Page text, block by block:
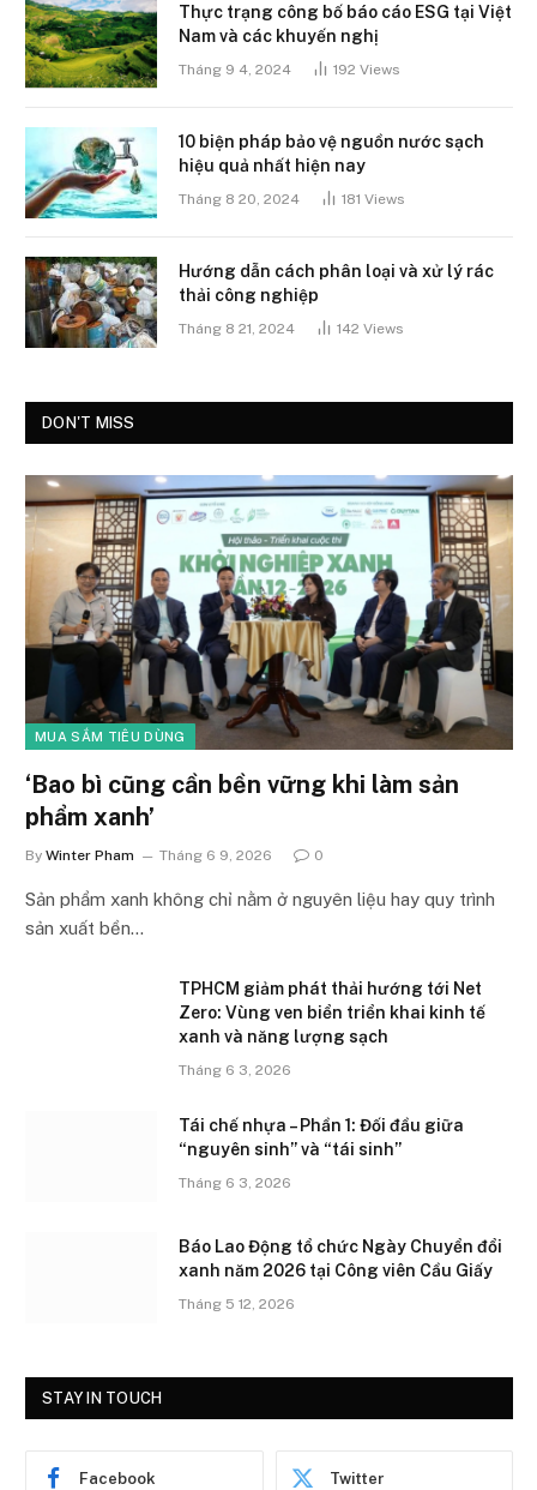
Thực trạng công bố báo cáo ESG tại Việt
Nam và các khuyến nghị
Tháng 9 4, 2024 192 Views
10 biện pháp bảo vệ nguồn nước sạch
hiệu quả nhất hiện nay
Tháng 8 20, 2024 181 Views
Hướng dẫn cách phân loại và xử lý rác
thải công nghiệp
Tháng 8 21, 2024 142 Views
DON'T MISS
MUA SẮM TIÊU DÙNG
‘Bao bì cũng cần bền vững khi làm sản
phẩm xanh’
By Winter Pham Tháng 6 9, 2026 0
Sản phẩm xanh không chỉ nằm ở nguyên liệu hay quy trình
sản xuất bền…
TPHCM giảm phát thải hướng tới Net
Zero: Vùng ven biển triển khai kinh tế
xanh và năng lượng sạch
Tháng 6 3, 2026
Tái chế nhựa – Phần 1: Đối đầu giữa
“nguyên sinh” và “tái sinh”
Tháng 6 3, 2026
Báo Lao Động tổ chức Ngày Chuyển đổi
xanh năm 2026 tại Công viên Cầu Giấy
Tháng 5 12, 2026
STAY IN TOUCH
Facebook Twitter